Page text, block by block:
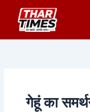
content
गेहूं का